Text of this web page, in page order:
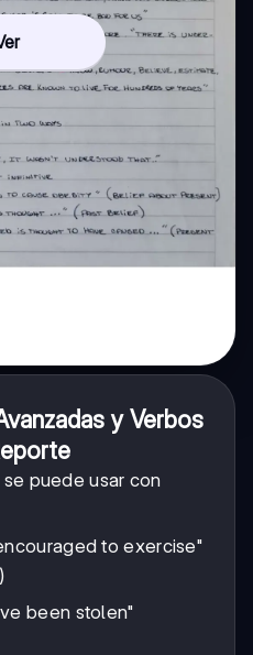
y Verbos
puede usar con
to exercise"
been stolen"